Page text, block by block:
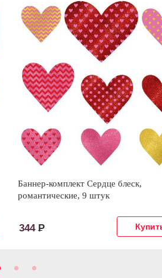
Баннер-комплект Сердце блеск,
романтические, 9 штук
344 Р